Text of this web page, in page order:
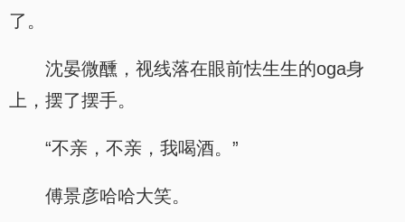
了。
沈晏微醺，视线落在眼前怯生生的oga身
上，摆了摆手。
“不亲，不亲，我喝酒。”
傅景彦哈哈大笑。